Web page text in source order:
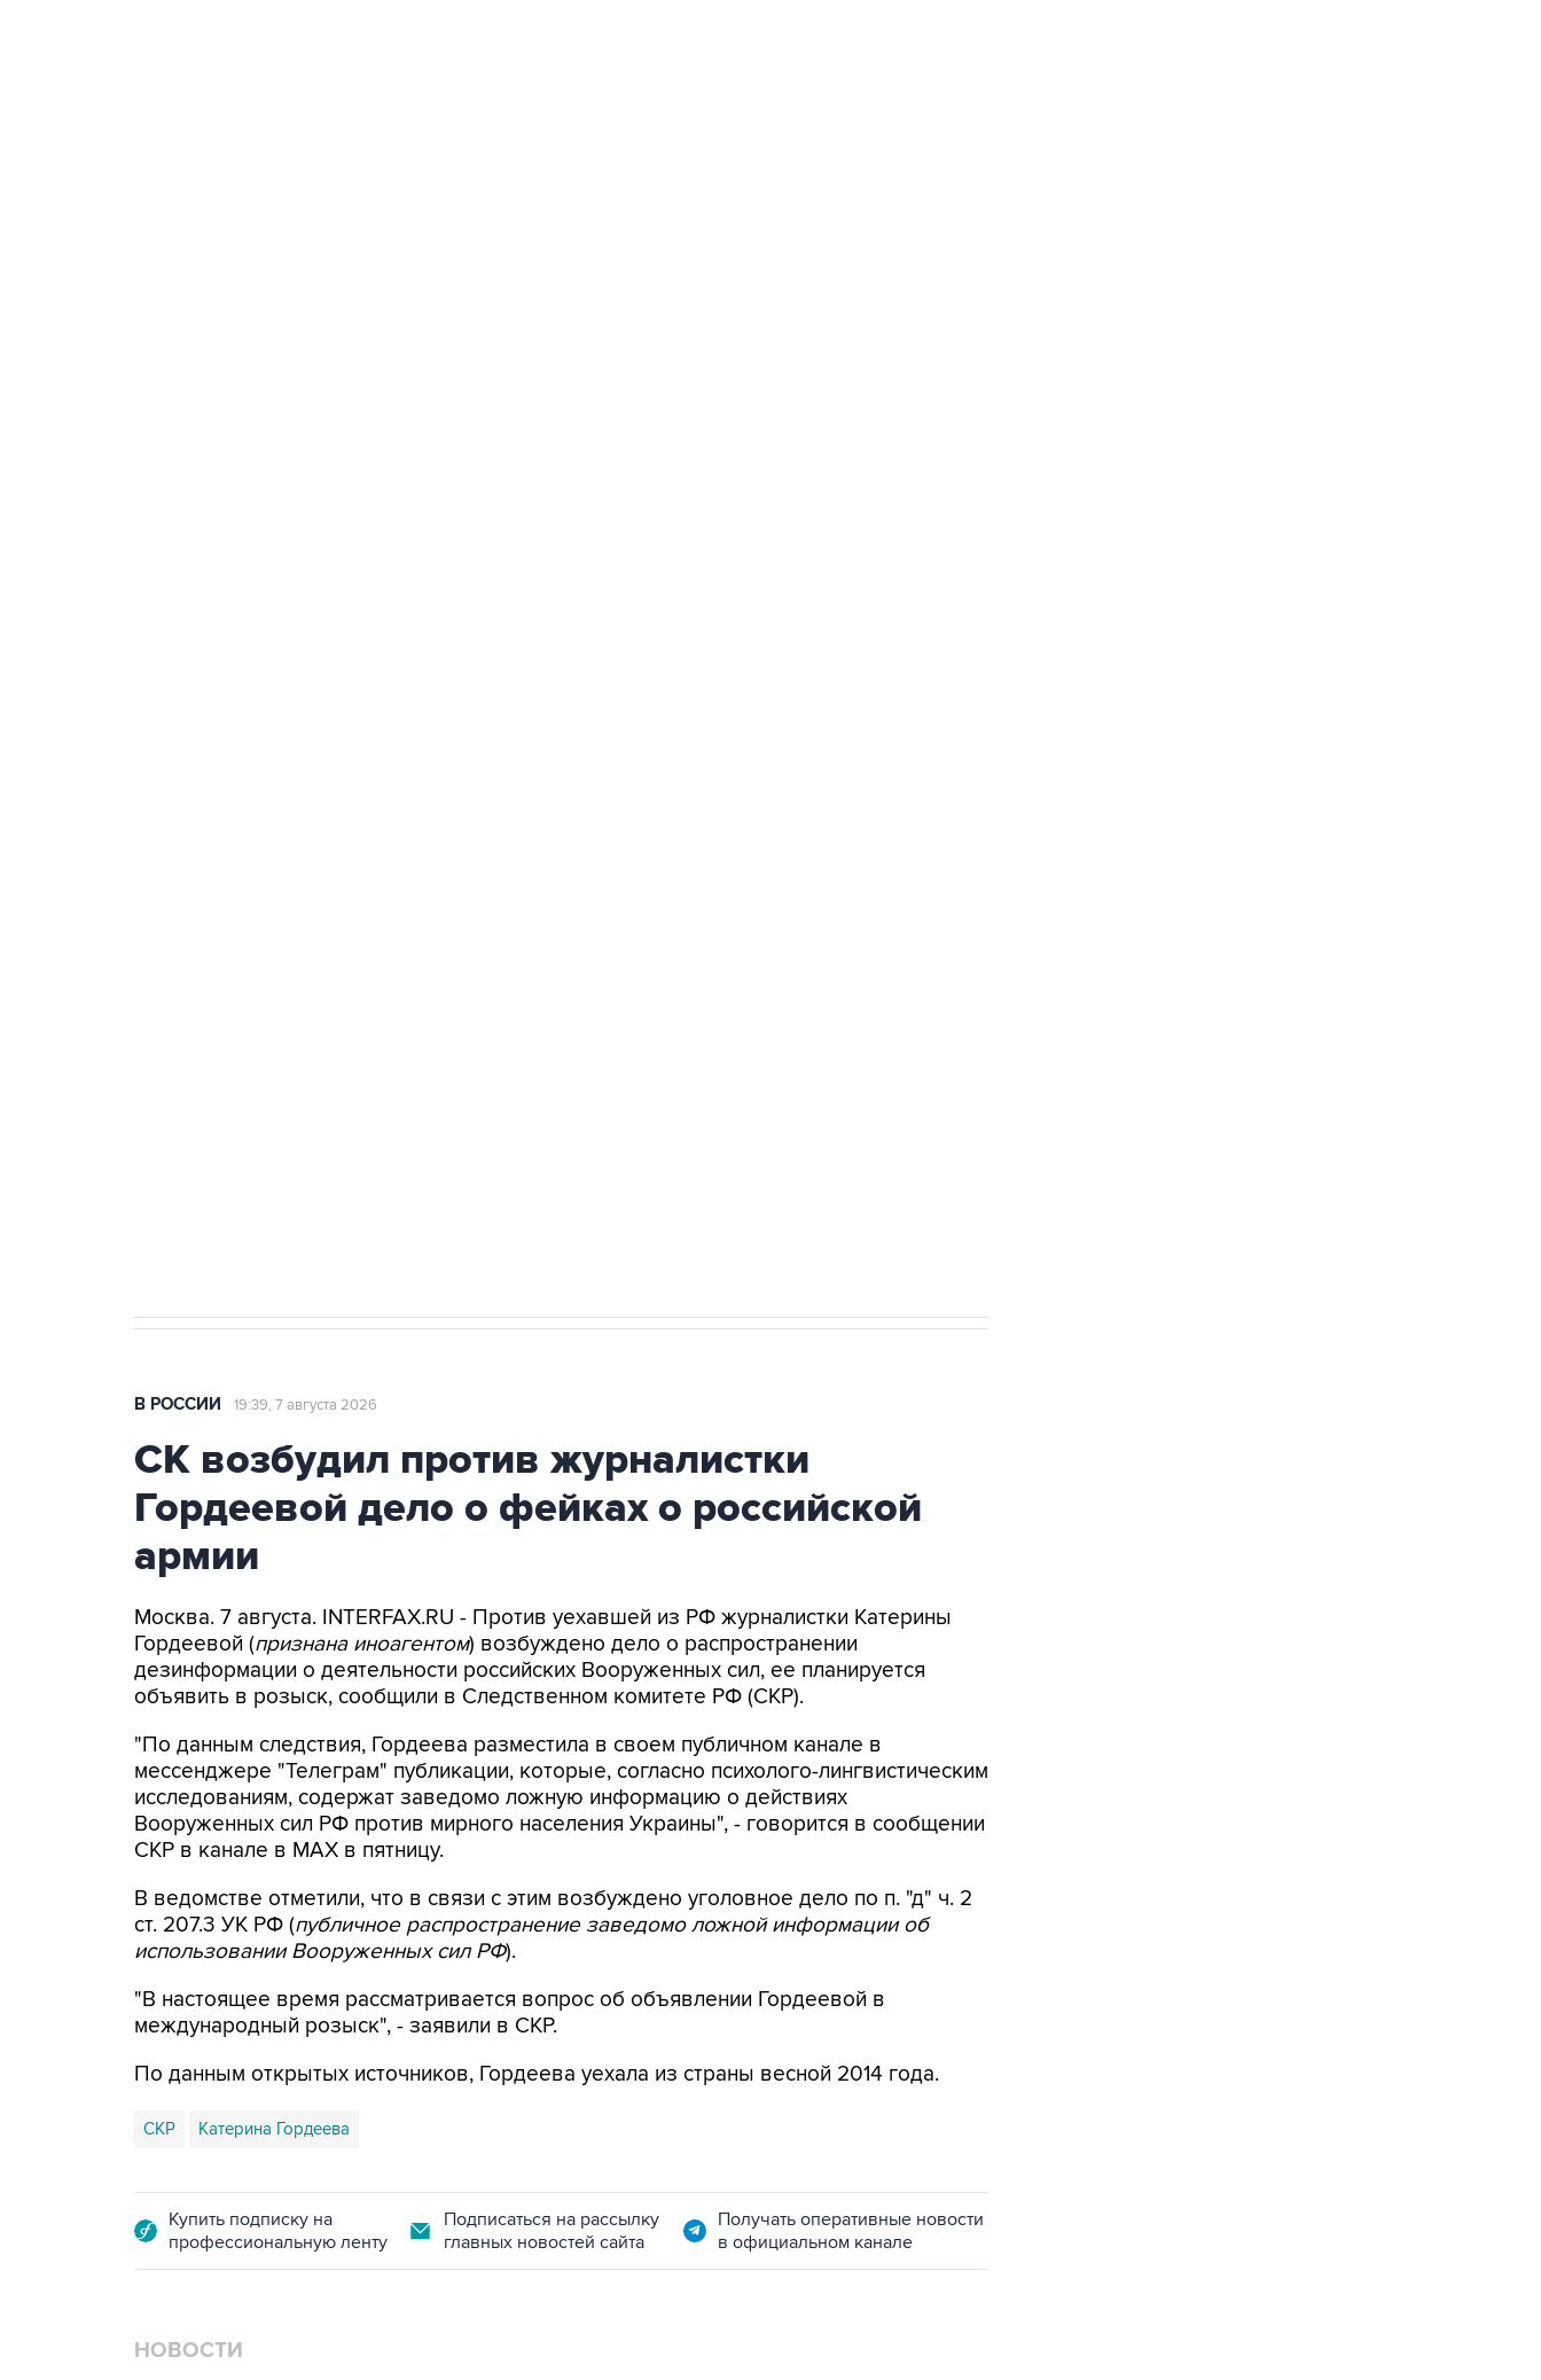
В РОССИИ 19:39, 7 августа 2026
СК возбудил против журналистки
Гордеевой дело о фейках о российской
армии
Москва. 7 августа. INTERFAX.RU - Против уехавшей из РФ журналистки Катерины
Гордеевой (признана иноагентом) возбуждено дело о распространении
дезинформации о деятельности российских Вооруженных сил, ее планируется
объявить в розыск, сообщили в Следственном комитете РФ (СКР).
"По данным следствия, Гордеева разместила в своем публичном канале в
мессенджере "Телеграм" публикации, которые, согласно психолого-лингвистическим
исследованиям, содержат заведомо ложную информацию о действиях
Вооруженных сил РФ против мирного населения Украины", - говорится в сообщении
СКР в канале в MAX в пятницу.
В ведомстве отметили, что в связи с этим возбуждено уголовное дело по п. "д" ч. 2
ст. 207.3 УК РФ (публичное распространение заведомо ложной информации об
использовании Вооруженных сил РФ).
"В настоящее время рассматривается вопрос об объявлении Гордеевой в
международный розыск", - заявили в СКР.
По данным открытых источников, Гордеева уехала из страны весной 2014 года.
СКР Катерина Гордеева
Купить подписку на
профессиональную ленту
Подписаться на рассылку
главных новостей сайта
Получать оперативные новости
в официальном канале
НОВОСТИ